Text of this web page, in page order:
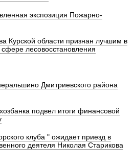
экспозиция Пожарно-
Курской области признан лучшим в
лесовосстановления
Дмитриевского района
подвел итоги финансовой
клуба " ожидает приезд в
деятеля Николая Старикова